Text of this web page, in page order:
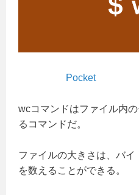
Pocket
wcコマンドはファイル内
るコマンドだ。
ファイルの大きさは、バ
を数えることができる。